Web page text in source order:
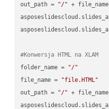
out_path =
"/" + file_name
#Konwersja HTML na XLAM
folder_name =
"/"
file_name =
"file.HTML"
out_path =
"/" + file_name